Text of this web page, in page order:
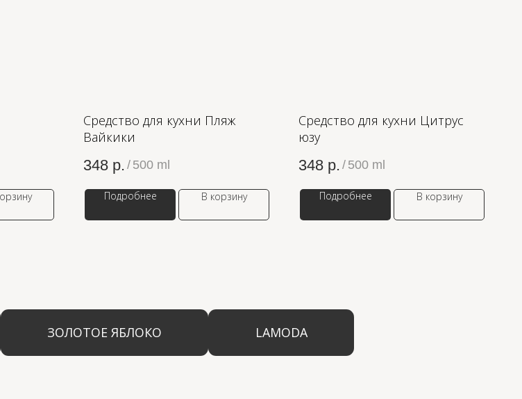
Средство для кухни Пляж
Вайкики
348 р. / 500 ml
Подробнее В корзину
Средство для кухни Цитрус
юзу
348 р. / 500 ml
Подробнее В корзину